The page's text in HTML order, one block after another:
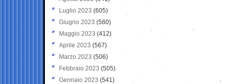
Luglio 2023 (605)
Giugno 2023 (560)
Maggio 2023 (412)
Aprile 2023 (567)
Marzo 2023 (506)
Febbraio 2023 (505)
Gennaio 2023 (541)